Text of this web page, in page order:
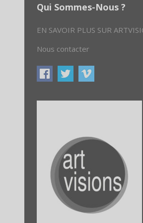
Qui Sommes-Nous ?
EN SAVOIR PLUS SUR
Nous contacter